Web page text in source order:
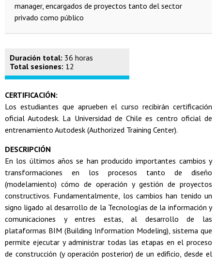
manager, encargados de proyectos tanto del sector
privado como público
Duración total: 36 horas
Total sesiones: 12
CERTIFICACIÓN:
Los estudiantes que aprueben el curso recibirán certificación
oficial Autodesk. La Universidad de Chile es centro oficial de
entrenamiento Autodesk (Authorized Training Center).
DESCRIPCIÓN
En los últimos años se han producido importantes cambios y
transformaciones en los procesos tanto de diseño
(modelamiento) cómo de operación y gestión de proyectos
constructivos. Fundamentalmente, los cambios han tenido un
signo ligado al desarrollo de la Tecnologías de la información y
comunicaciones y entres estas, al desarrollo de las
plataformas BIM (Building Information Modeling), sistema que
permite ejecutar y administrar todas las etapas en el proceso
de construcción (y operación posterior) de un edificio, desde el